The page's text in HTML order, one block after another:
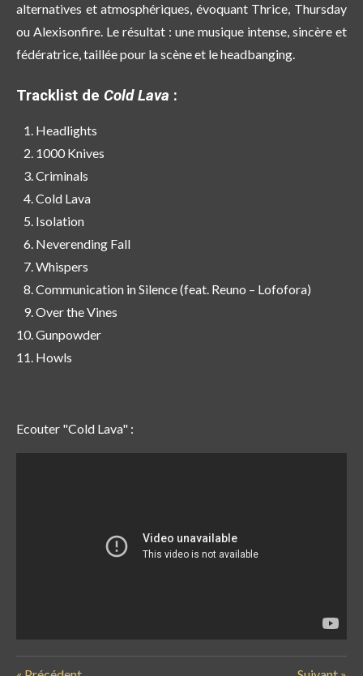
alternatives et atmosphériques, évoquant Thrice, Thursday
ou Alexisonfire. Le résultat : une musique intense, sincère et
fédératrice, taillée pour la scène et le headbanging.
Tracklist de Cold Lava :
Headlights
1000 Knives
Criminals
Cold Lava
Isolation
Neverending Fall
Whispers
Communication in Silence (feat. Reuno – Lofofora)
Over the Vines
Gunpowder
Howls
Ecouter "Cold Lava" :